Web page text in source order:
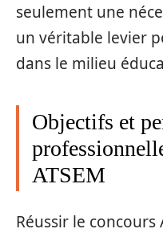
seulement une
un véritable levier
dans le milieu
Objectifs et
ATSEM
Réussir le concours